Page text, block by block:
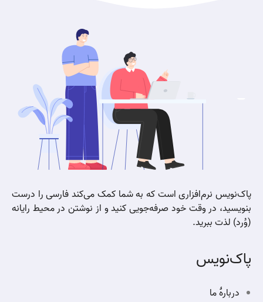
پاک‌نویس
دربارهٔ ما
پاک‌نویس نرم‌افزاری است که به شما کمک می‌کند فارسی را درست
بنویسید، در وقت خود صرفه‌جویی کنید و از نوشتن در محیط رایانه
(وُرد) لذت ببرید.